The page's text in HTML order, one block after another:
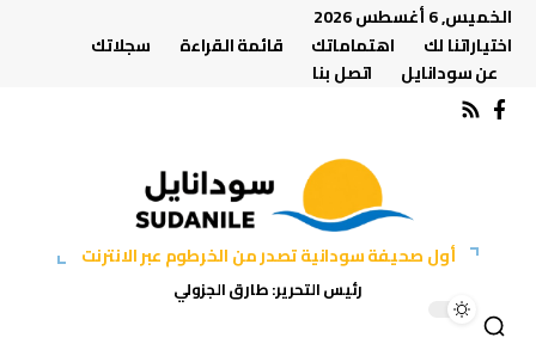
الخميس, 6 أغسطس 2026
اختياراتنا لك
اهتماماتك قائمة القراءة
سجلاتك
عن سودانايل
اتصل بنا
أول صحيفة سودانية تصدر من الخرطوم عبر الانترنت
رئيس التحرير: طارق الجزولي